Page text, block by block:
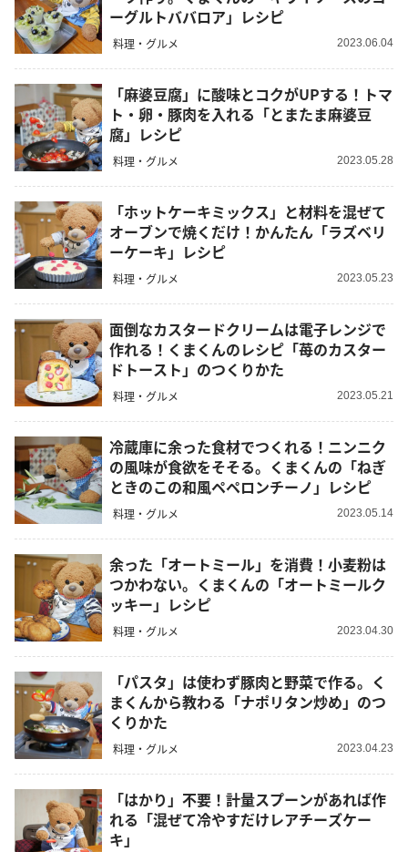
ーグルトババロア」レシピ
料理・グルメ 2023.06.04
「麻婆豆腐」に酸味とコクがUPする！トマ
ト・卵・豚肉を入れる「とまたま麻婆豆
腐」レシピ
料理・グルメ 2023.05.28
「ホットケーキミックス」と材料を混ぜて
オーブンで焼くだけ！かんたん「ラズベリ
ーケーキ」レシピ
料理・グルメ 2023.05.23
面倒なカスタードクリームは電子レンジで
作れる！くまくんのレシピ「苺のカスター
ドトースト」のつくりかた
料理・グルメ 2023.05.21
冷蔵庫に余った食材でつくれる！ニンニク
の風味が食欲をそそる。くまくんの「ねぎ
ときのこの和風ペペロンチーノ」レシピ
料理・グルメ 2023.05.14
余った「オートミール」を消費！小麦粉は
つかわない。くまくんの「オートミールク
ッキー」レシピ
料理・グルメ 2023.04.30
「パスタ」は使わず豚肉と野菜で作る。く
まくんから教わる「ナポリタン炒め」のつ
くりかた
料理・グルメ 2023.04.23
「はかり」不要！計量スプーンがあれば作
れる「混ぜて冷やすだけレアチーズケー
キ」